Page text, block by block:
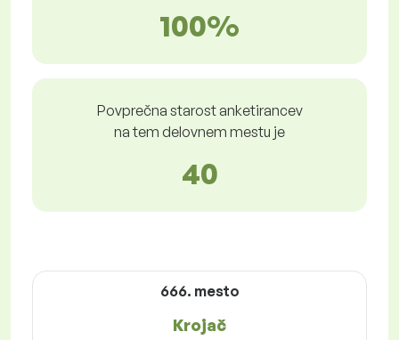
100%
Povprečna starost anketirancev
na tem delovnem mestu je
40
666. mesto
Krojač